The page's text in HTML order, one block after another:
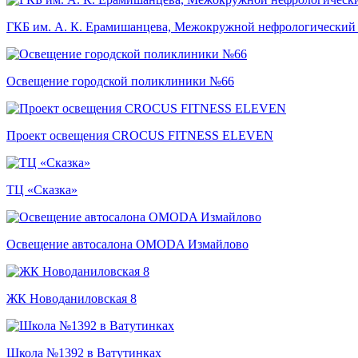
ГКБ им. А. К. Ерамишанцева, Межокружной нефрологический
Освещение городской поликлиники №66
Проект освещения CROCUS FITNESS ELEVEN
ТЦ «Сказка»
Освещение автосалона OMODA Измайлово
ЖК Новоданиловская 8
Школа №1392 в Ватутинках